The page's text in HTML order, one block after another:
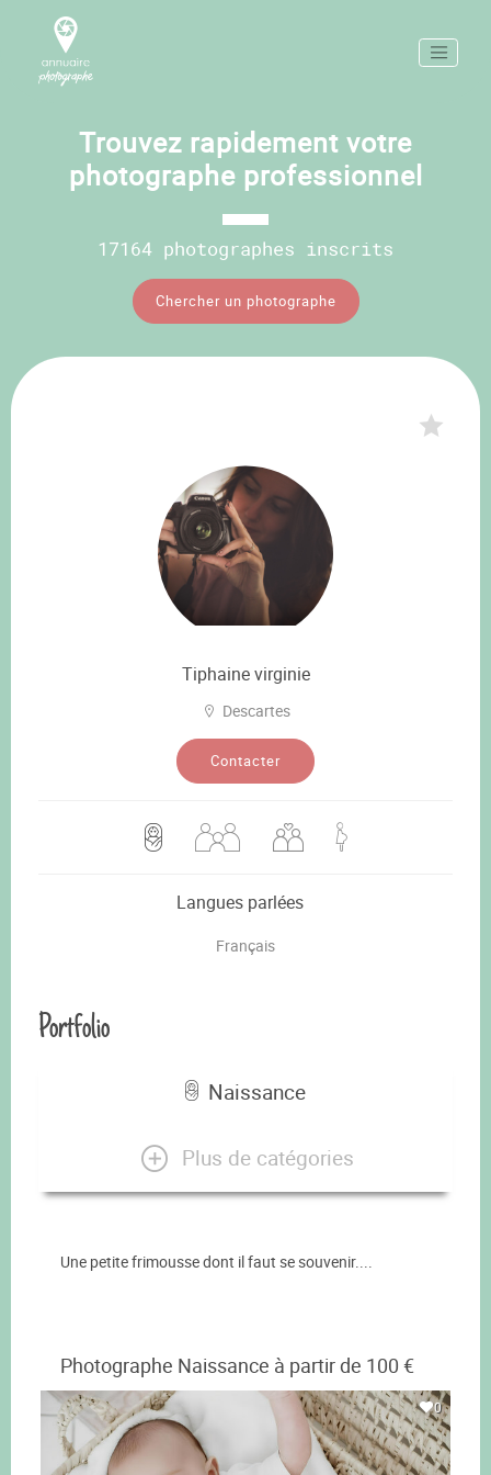
Trouvez rapidement votre
photographe professionnel
17164 photographes inscrits
Chercher un photographe
Tiphaine virginie
Descartes
Contacter
Langues parlées
Français
Portfolio
Naissance
Plus de catégories
Une petite frimousse dont il faut se souvenir....
Photographe Naissance à partir de 100 €
0